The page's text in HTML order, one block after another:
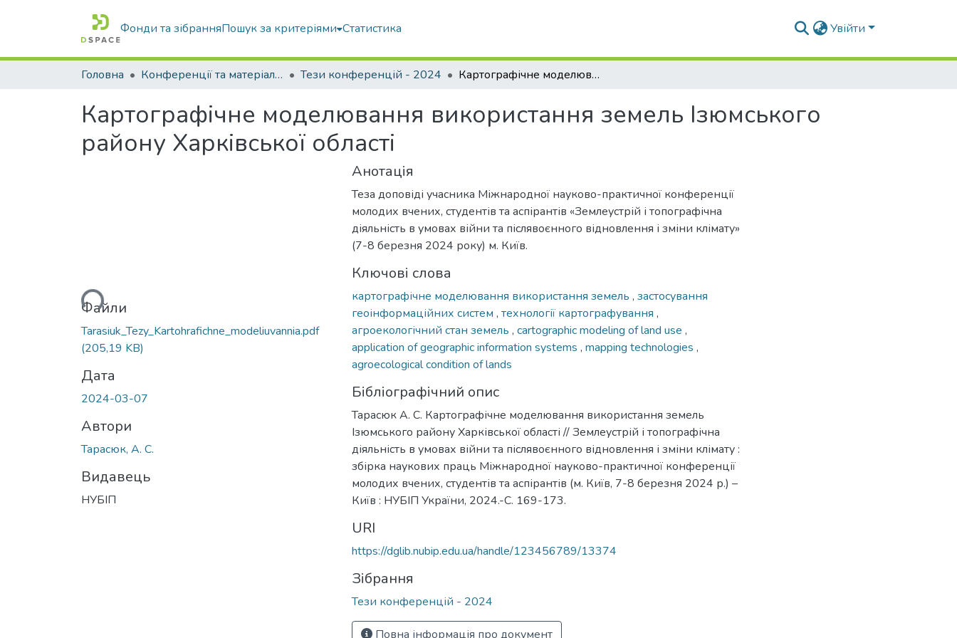
Фонди та зібранняПошук за критеріями Статистика Увійти
Головна Конференції та матеріали конференцій Тези конференцій - 2024 Картографічне моделювання використання земель Ізюмського району Харківської області
Картографічне моделювання використання земель Ізюмського
району Харківської області
Вантажиться...Файли
Tarasiuk_Tezy_Kartohrafichne_modeliuvannia.pdf
(205,19 KB)
Дата
2024-03-07
Автори
Тарасюк, А. С.
Видавець
НУБІП
Анотація
Теза доповіді учасника Міжнародної науково-практичної конференції
молодих вчених, студентів та аспірантів «Землеустрій і топографічна
діяльність в умовах війни та післявоєнного відновлення і зміни клімату»
(7-8 березня 2024 року) м. Київ.
Ключові слова
картографічне моделювання використання земель , застосування
геоінформаційних систем , технології картографування ,
агроекологічний стан земель , cartographic modeling of land use ,
application of geographic information systems , mapping technologies ,
agroecological condition of lands
Бібліографічний опис
Тарасюк А. С. Картографічне моделювання використання земель
Ізюмського району Харківської області // Землеустрій і топографічна
діяльність в умовах війни та післявоєнного відновлення і зміни клімату :
збірка наукових праць Міжнародної науково-практичної конференції
молодих вчених, студентів та аспірантів (м. Київ, 7-8 березня 2024 р.) –
Київ : НУБІП України, 2024.-С. 169-173.
URI
https://dglib.nubip.edu.ua/handle/123456789/13374
Зібрання
Тези конференцій - 2024
Повна інформація про документ